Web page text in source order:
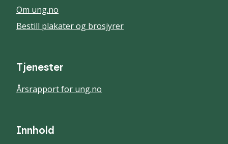
Om ung.no
Bestill plakater og brosjyrer
Tjenester
Årsrapport for ung.no
Innhold